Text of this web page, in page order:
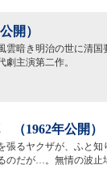
開）
雲暗き明治の世に清
主演第二作。
1962年公開）
張るヤクザが、ふと
のだが…。無情の波止